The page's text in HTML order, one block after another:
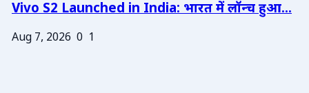
Vivo S2 Launched in India: भारत में लॉन्च हुआ...
Aug 7, 2026 0 1